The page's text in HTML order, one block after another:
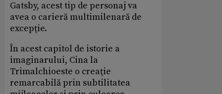
Gatsby, acest tip de personaj va
avea o carieră multimilenară de
excepţie.
În acest capitol de istorie a
imaginarului, Cina la
Trimalchioeste o creaţie
remarcabilă prin subtilitatea